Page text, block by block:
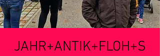
JAHR+ANTIK+FLOH+S